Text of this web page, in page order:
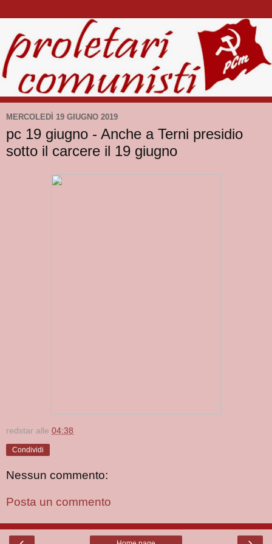
MERCOLEDÌ 19 GIUGNO 2019
pc 19 giugno - Anche a Terni presidio
sotto il carcere il 19 giugno
redstar alle 04:38
Condividi
Nessun commento:
Posta un commento